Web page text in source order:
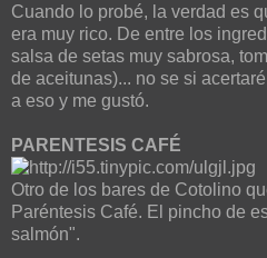
Cuando lo probé, la verdad es
era muy rico. De entre los
salsa de setas muy sabrosa,
de aceitunas)... no se si
a eso y me gustó.
PARENTESIS CAFÉ
Otro de los bares de Cotolino
Paréntesis Café. El pincho de
salmón".